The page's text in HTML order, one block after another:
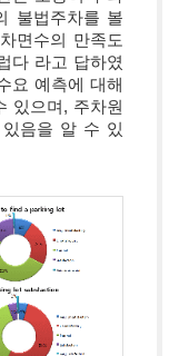
불법주차를 볼
면수의 만족도
다 라고 답하였
요 예측에 대해
있으며, 주차원
음을 알 수 있